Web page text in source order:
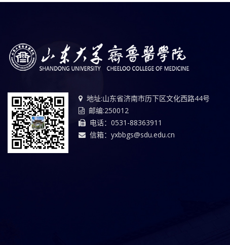
地址:山东省济南市历下区文化西路44号
邮编:250012
电话：0531-88363911
信箱：yxbbgs@sdu.edu.cn